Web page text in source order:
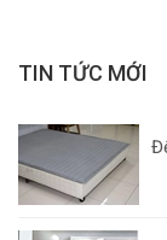
TIN TỨC MỚI